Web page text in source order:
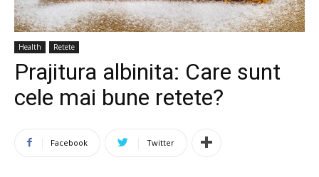
Health Retete
Prajitura albinita: Care sunt
cele mai bune retete?
Facebook Twitter